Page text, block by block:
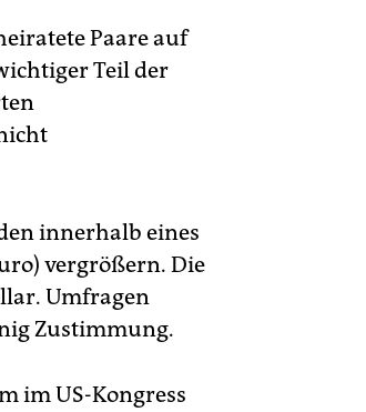
Paare auf
Teil der
innerhalb eines
vergrößern. Die
Umfragen
Zustimmung.
im US-Kongress